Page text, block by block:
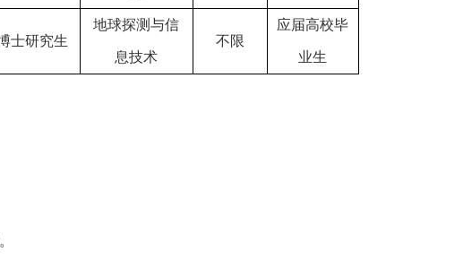
士研究生
地球探测与信
息技术
不限
应届高校毕
业生